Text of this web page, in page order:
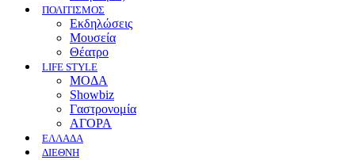
ΠΟΛΙΤΙΣΜΟΣ
Eκδηλώσεις
Mουσεία
Θέατρο
LIFE STYLE
ΜΟΔΑ
Showbiz
Γαστρονομία
ΑΓΟΡΑ
ΕΛΛΆΔΑ
ΔΙΕΘΝΉ